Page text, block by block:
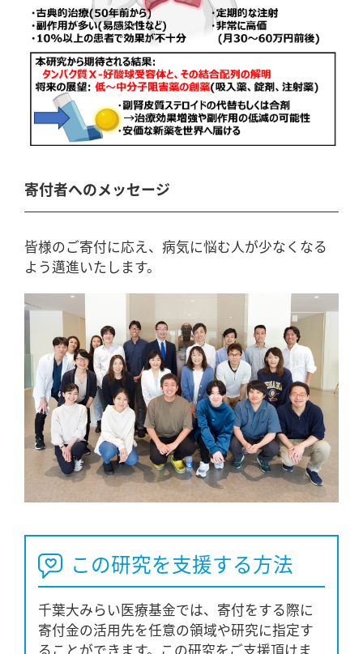
寄付者へのメッセージ
皆様のご寄付に応え、病気に悩む人が少なくなる
よう邁進いたします。
この研究を支援する方法
千葉大みらい医療基金では、寄付をする際に
寄付金の活用先を任意の領域や研究に指定す
ることができます。この研究をご支援頂けま